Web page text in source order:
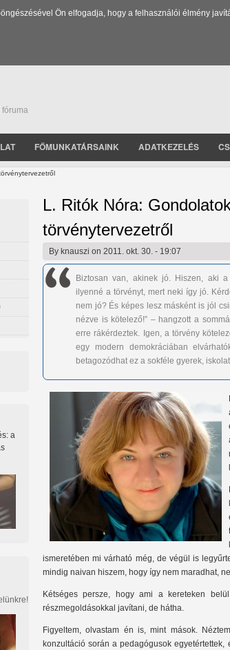
Ön elfogadja, hogy a felhasználói élmény
FŐMUNKATÁRSAINK ADATKEZELÉS
L. Ritók Nóra:
törvénytervezetről
By knauszi on 2011. okt. 30. - 19:07
Biztosan van, akinek jó. Hiszen, aki
ilyenné a törvényt, mert neki így jó.
nem jó? És képes lesz másként is jól
nézve is kötelező!” – hangzott a
erre rákérdeztek. Igen, a törvény
egy modern demokráciában
betagozódhat ez a sokféle gyerek,
ismeretében mi várható még, de végül is
mindig naivan hiszem, hogy így nem maradhat,
Kétséges persze, hogy ami a kereteken
részmegoldásokkal javítani, de hátha.
Figyeltem, olvastam én is, mint mások.
konzultáció során a pedagógusok
a